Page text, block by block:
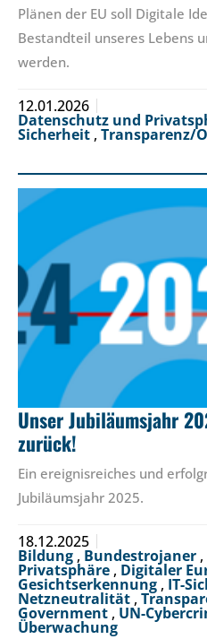
Plänen der EU soll Digitale
Bestandteil unseres Lebens
werden.
12.01.2026
Datenschutz und
Sicherheit , Transparenz/
Unser Jubiläumsjahr
zurück!
Ein ereignisreiches und
Jubiläumsjahr 2025.
18.12.2025
Bildung , Bundestrojaner ,
Privatsphäre , Digitaler
Gesichtserkennung , IT-
Netzneutralität ,
Government , UN-
Überwachung